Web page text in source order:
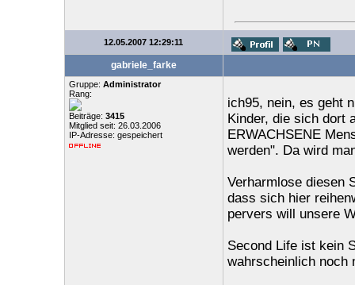
12.05.2007 12:29:11
gabriele_farke
Gruppe: Administrator
Rang:
Beiträge: 3415
Mitglied seit: 26.03.2006
IP-Adresse: gespeichert
ich95, nein, es geht
Kinder, die sich dort
ERWACHSENE
werden". Da wird
Verharmlose diesen
dass sich hier
pervers will unsere
Second Life ist kein
wahrscheinlich noch